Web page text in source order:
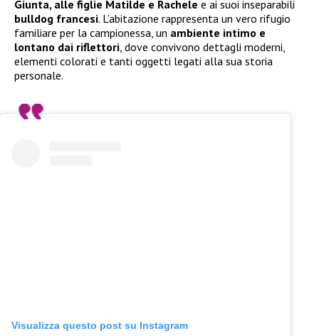
Giunta, alle figlie Matilde e Rachele e ai suoi inseparabili
bulldog francesi. L’abitazione rappresenta un vero rifugio
familiare per la campionessa, un ambiente intimo e
lontano dai riflettori, dove convivono dettagli moderni,
elementi colorati e tanti oggetti legati alla sua storia
personale.
Visualizza questo post su Instagram